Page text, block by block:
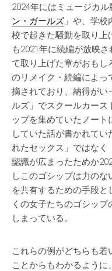
2024年にはミュージカ
ン・ガールズ 」や、学
校で起きた騒動を取り上
も2021年に続編が放映
て取り上げた章がおもし
のリメイク・続編によっ
摘されており、納得がい
ルズ」でスクールカース
ップを集めていたノー
していた話が書かれて
れたセックス」ではなく
認識が広まったためか
しこのゴシップは力の
を共有するための手段
くの女子たちのゴシッ
しまっている。
これらの例がどちらも
ことからもわかるように